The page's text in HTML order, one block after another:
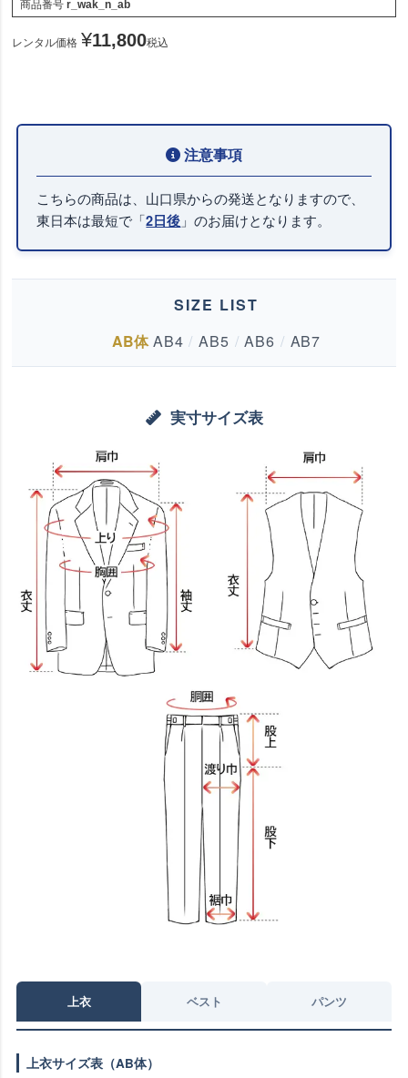
商品番号 r_wak_n_ab
レンタル価格 ¥11,800税込
こちらの商品は、山口県からの発送となりますので、
東日本は最短で「2日後 」のお届けとなります。
SIZE LIST
AB体 AB4 / AB5 / AB6 / AB7
実寸サイズ表
上衣 ベスト パンツ
上衣サイズ表（AB体）